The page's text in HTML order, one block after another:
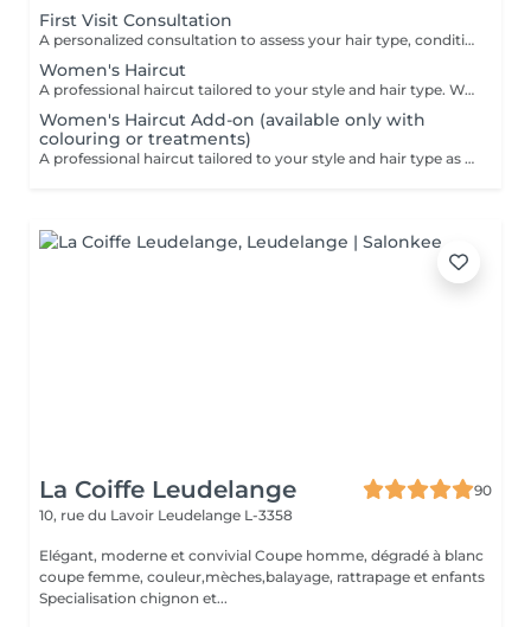
First Visit Consultation
A personalized consultation to assess your hair type, condition, and goals helping us recommend the perfect treatments, color, or cut to suit your style and lifestyle.
Women's Haircut
A professional haircut tailored to your style and hair type. We begin with a short consultation to discuss your expectations, followed by a gentle wash while you relax lying comfortably in our Maletti chair, a precise cut, and a smooth blow-dry. We use Dyson Pro tools that protect your hair from excessive heat and deliver a sleek, polished finish. LaBiosthétique care and styling products provide holistic care for hair and scalp, combining scientific research with carefully selected natural ingredients. All brushes are sanitised with Sibel equipment, which effectively removes hair, product buildup, and impurities while reducing bacteria on the brush surface to maintain high hygiene standards for every client. For a more defined final look, styling can be added as an add-on. Simple, Moderate, Complex This grading reflects your hair's individual characteristics, such as texture, density, and length and is assessed by your hairdresser at the start of your visit. Not sure which to choose? We recommend booking Complex. The price will be adjusted after your consultation. Note: This is not related to the difficulty of haircuts or timing.
Women's Haircut Add-on (available only with
colouring or treatments)
A professional haircut tailored to your style and hair type as an add-on to colouring or treatments. We begin with a short consultation to discuss your expectations, followed by a gentle wash while you relax lying comfortably in our Maletti chair, a precise cut, and a smooth blow-dry. We use Dyson Pro tools that protect your hair from excessive heat and deliver a sleek, polished finish. LaBiosthétique care and styling products provide holistic care for hair and scalp, combining scientific research with carefully selected natural ingredients. All brushes are sanitised with Sibel equipment, which effectively removes hair, product buildup, and impurities while reducing bacteria on the brush surface to maintain high hygiene standards for every client. For a more defined final look, styling can be added as an add-on. Simple, Moderate, Complex This grading reflects your hair's individual characteristics, such as texture, density, and length and is assessed by your hairdresser at the start of your visit. Not sure which to choose? We recommend booking Complex. The price will be adjusted after your consultation. Note: This is not related to the difficulty of haircuts or timing.
La Coiffe Leudelange
90
10, rue du Lavoir Leudelange L-3358
Elégant, moderne et convivial Coupe homme, dégradé à blanc
coupe femme, couleur,mèches,balayage, rattrapage et enfants
Specialisation chignon et...